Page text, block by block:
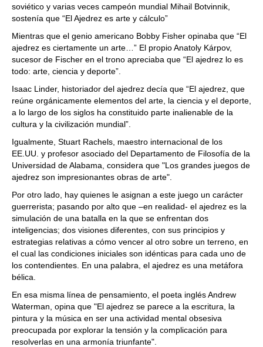
soviético y varias veces campeón mundial Mihail Botvinnik,
sostenía que “El Ajedrez es arte y cálculo”
Mientras que el genio americano Bobby Fisher opinaba que “El
ajedrez es ciertamente un arte…” El propio Anatoly Kárpov,
sucesor de Fischer en el trono apreciaba que “El ajedrez lo es
todo: arte, ciencia y deporte”.
Isaac Linder, historiador del ajedrez decía que “El ajedrez, que
reúne orgánicamente elementos del arte, la ciencia y el deporte,
a lo largo de los siglos ha constituido parte inalienable de la
cultura y la civilización mundial”.
Igualmente, Stuart Rachels, maestro internacional de los
EE.UU. y profesor asociado del Departamento de Filosofía de la
Universidad de Alabama, considera que "Los grandes juegos de
ajedrez son impresionantes obras de arte".
Por otro lado, hay quienes le asignan a este juego un carácter
guerrerista; pasando por alto que –en realidad- el ajedrez es la
simulación de una batalla en la que se enfrentan dos
inteligencias; dos visiones diferentes, con sus principios y
estrategias relativas a cómo vencer al otro sobre un terreno, en
el cual las condiciones iniciales son idénticas para cada uno de
los contendientes. En una palabra, el ajedrez es una metáfora
bélica.
En esa misma línea de pensamiento, el poeta inglés Andrew
Waterman, opina que "El ajedrez se parece a la escritura, la
pintura y la música en ser una actividad mental obsesiva
preocupada por explorar la tensión y la complicación para
resolverlas en una armonía triunfante".